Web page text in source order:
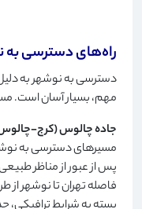
راه‌های دسترسی به
دسترسی به نوشهر به
مهم، بسیار آسان است.
جاده چالوس (کرج-
مسیرهای دسترسی به
پس از عبور از مناظر